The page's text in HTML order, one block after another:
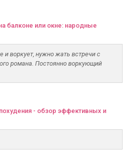
балконе или окне: народные
и воркует, нужно жать встречи с
романа. Постоянно воркующий
- обзор эффективных и